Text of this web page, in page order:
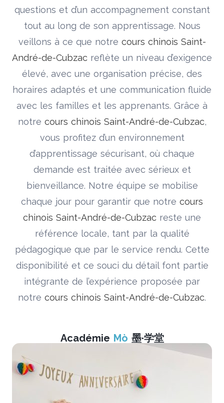
questions et d’un accompagnement constant
tout au long de son apprentissage. Nous
veillons à ce que notre cours chinois Saint-
André-de-Cubzac reflète un niveau d’exigence
élevé, avec une organisation précise, des
horaires adaptés et une communication fluide
avec les familles et les apprenants. Grâce à
notre cours chinois Saint-André-de-Cubzac,
vous profitez d’un environnement
d’apprentissage sécurisant, où chaque
demande est traitée avec sérieux et
bienveillance. Notre équipe se mobilise
chaque jour pour garantir que notre cours
chinois Saint-André-de-Cubzac reste une
référence locale, tant par la qualité
pédagogique que par le service rendu. Cette
disponibilité et ce souci du détail font partie
intégrante de l’expérience proposée par
notre cours chinois Saint-André-de-Cubzac.
Académie Mò 墨·学堂